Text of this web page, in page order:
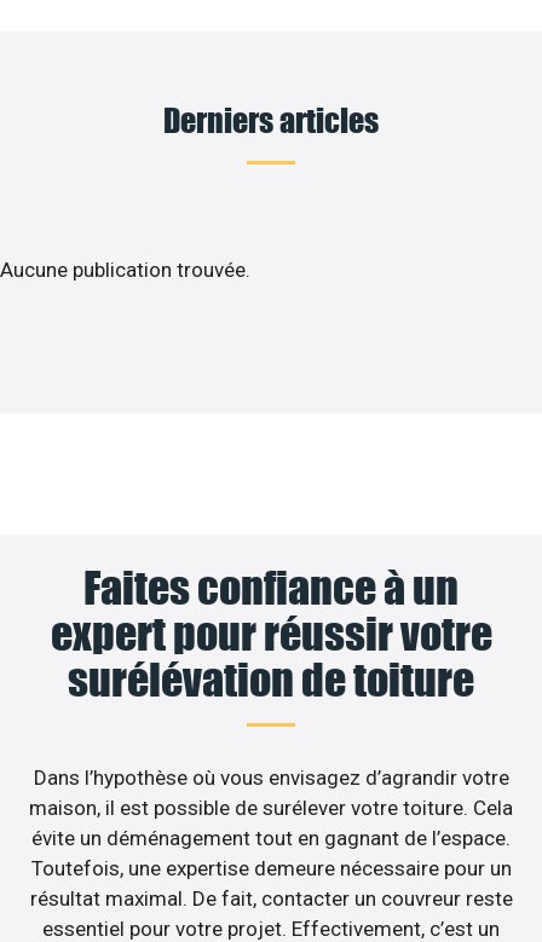
Derniers articles
Aucune publication trouvée.
Faites confiance à un
expert pour réussir votre
surélévation de toiture
Dans l’hypothèse où vous envisagez d’agrandir votre
maison, il est possible de surélever votre toiture. Cela
évite un déménagement tout en gagnant de l’espace.
Toutefois, une expertise demeure nécessaire pour un
résultat maximal. De fait, contacter un couvreur reste
essentiel pour votre projet. Effectivement, c’est un